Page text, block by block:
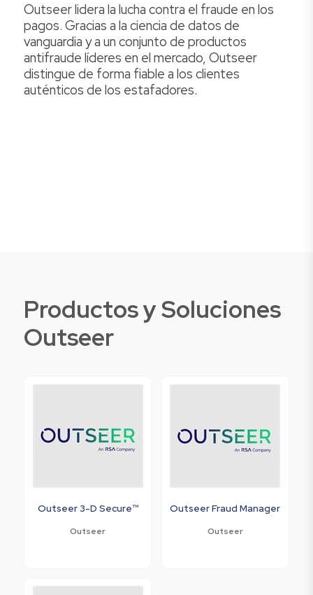
Outseer lidera la lucha contra el fraude en los
pagos. Gracias a la ciencia de datos de
vanguardia y a un conjunto de productos
antifraude líderes en el mercado, Outseer
distingue de forma fiable a los clientes
auténticos de los estafadores.
Productos y Soluciones
Outseer
Outseer 3-D Secure™
Outseer
Outseer Fraud Manager
Outseer